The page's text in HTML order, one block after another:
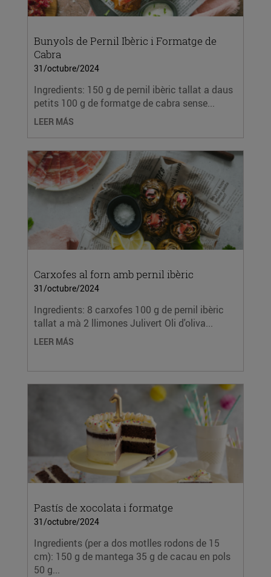
Bunyols de Pernil Ibèric i Formatge de
Cabra
31/octubre/2024
Ingredients: 150 g de pernil ibèric tallat a daus
petits 100 g de formatge de cabra sense...
LEER MÁS
Carxofes al forn amb pernil ibèric
31/octubre/2024
Ingredients: 8 carxofes 100 g de pernil ibèric
tallat a mà 2 llimones Julivert Oli d'oliva...
LEER MÁS
Pastís de xocolata i formatge
31/octubre/2024
Ingredients (per a dos motlles rodons de 15
cm): 150 g de mantega 35 g de cacau en pols
50 g...